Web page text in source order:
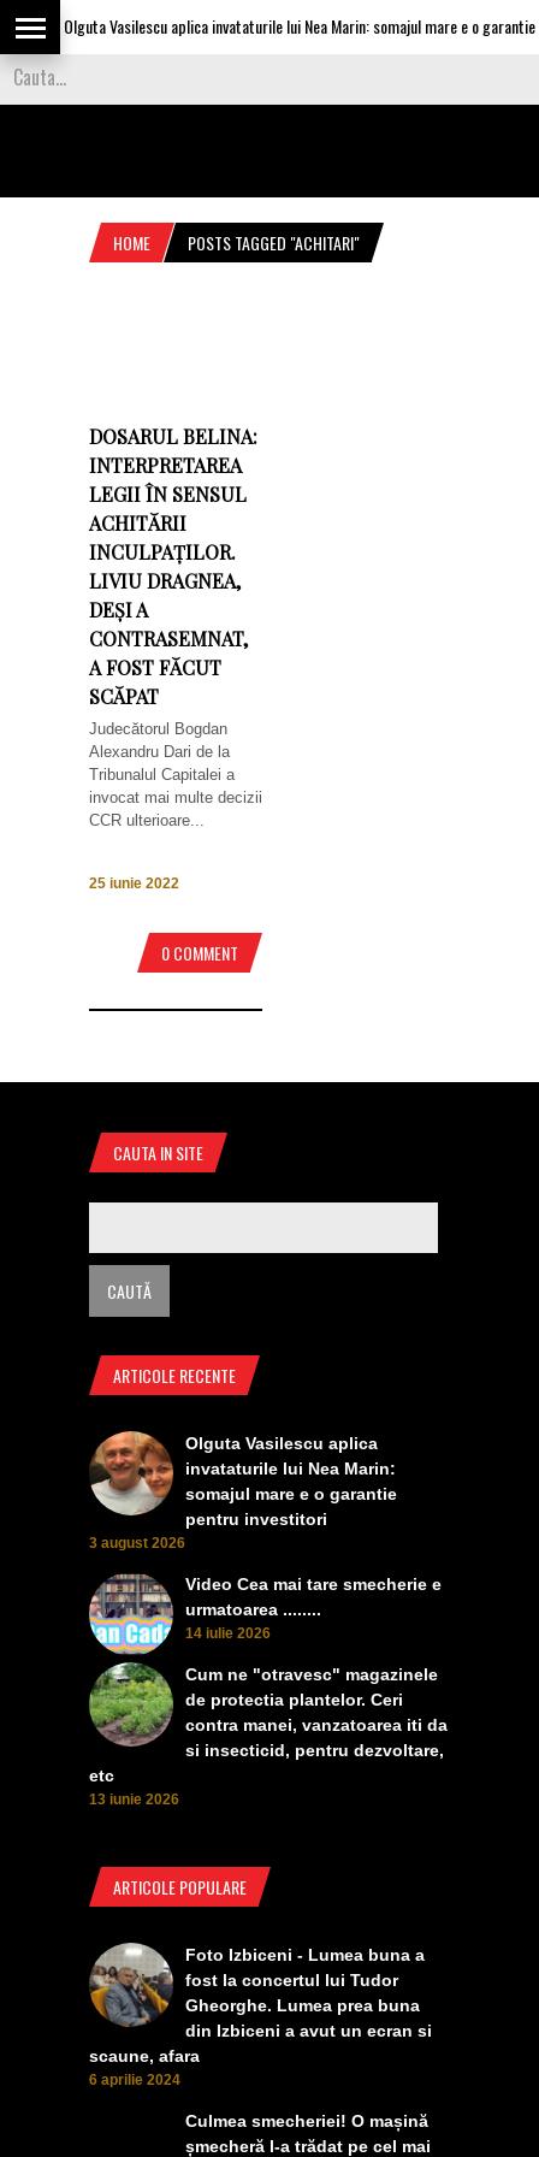
Olguta Vasilescu aplica invataturile lui Nea Marin: somajul mare e o garantie
HOME POSTS TAGGED "ACHITARI"
DOSARUL BELINA:
INTERPRETAREA
LEGII ÎN SENSUL
ACHITĂRII
INCULPAȚILOR.
LIVIU DRAGNEA,
DEȘI A
CONTRASEMNAT,
A FOST FĂCUT
SCĂPAT
Judecătorul Bogdan
Alexandru Dari de la
Tribunalul Capitalei a
invocat mai multe decizii
CCR ulterioare...
25 iunie 2022
0 COMMENT
CAUTA IN SITE
ARTICOLE RECENTE
Olguta Vasilescu aplica
invataturile lui Nea Marin:
somajul mare e o garantie
pentru investitori
3 august 2026
Video Cea mai tare smecherie e
urmatoarea ........
14 iulie 2026
Cum ne "otravesc" magazinele
de protectia plantelor. Ceri
contra manei, vanzatoarea iti da
si insecticid, pentru dezvoltare,
etc
13 iunie 2026
ARTICOLE POPULARE
Foto Izbiceni - Lumea buna a
fost la concertul lui Tudor
Gheorghe. Lumea prea buna
din Izbiceni a avut un ecran si
scaune, afara
6 aprilie 2024
Culmea smecheriei! O mașină
șmecheră l-a trădat pe cel mai